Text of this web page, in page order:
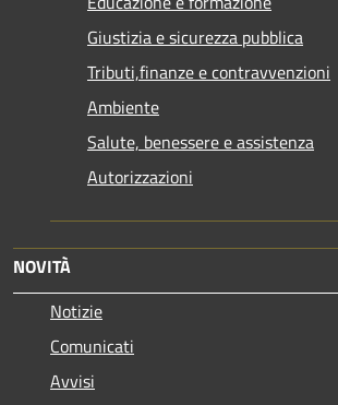
Giustizia e sicurezza pubblica
Tributi,finanze e contravvenzioni
Ambiente
Salute, benessere e assistenza
Autorizzazioni
NOVITÀ
Notizie
Comunicati
Avvisi